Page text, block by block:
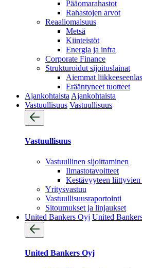
Pääomarahastot
Rahastojen arvot
Reaaliomaisuus
Metsä
Kiinteistöt
Energia ja infra
Corporate Finance
Strukturoidut sijoituslainat
Aiemmat
Erääntyneet tuotteet
Ajankohtaista Ajankohtaista
Vastuullisuus Vastuullisuus
Vastuullisuus
Vastuullinen sijoittaminen
Ilmastotavoitteet
Kestävyyteen liittyvien
Yritysvastuu
Vastuullisuus­raportointi
Sitoumukset ja linjaukset
United Bankers Oyj United
United Bankers Oyj